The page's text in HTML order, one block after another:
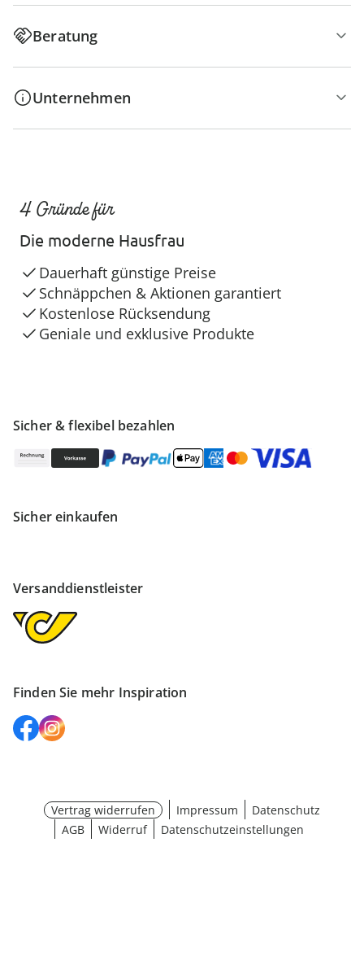
Beratung
Unternehmen
Sicher & flexibel bezahlen
Sicher einkaufen
Versanddienstleister
Finden Sie mehr Inspiration
4 Gründe für
Die moderne Hausfrau
Dauerhaft günstige Preise
Schnäppchen & Aktionen garantiert
Kostenlose Rücksendung
Geniale und exklusive Produkte
Vertrag widerrufen Impressum
Datenschutz
AGB
Widerruf Datenschutzeinstellungen